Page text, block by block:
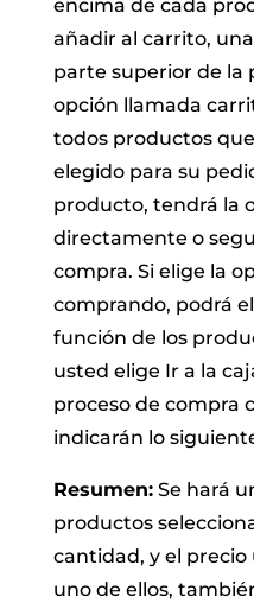
encima de cada
añadir al carrito,
parte superior de la
opción llamada
todos productos
elegido para su
producto, tendrá la
directamente o
compra. Si elige la
comprando, podrá
función de los
usted elige Ir a la
proceso de compra
indicarán lo
Resumen:Se hará
productos
cantidad, y el
uno de ellos,